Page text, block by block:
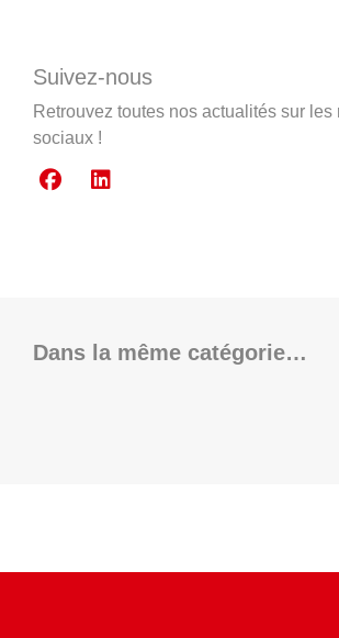
Suivez-nous
Retrouvez toutes nos actualités sur les
sociaux !
Dans la même catégorie…